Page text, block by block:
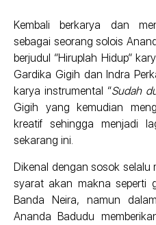
Kembali berkarya dan
sebagai seorang solois
berjudul “Hiruplah Hidup”
Gardika Gigih dan Indra
karya instrumental “Sudah
Gigih yang kemudian
kreatif sehingga menjadi
sekarang ini.
Dikenal dengan sosok
syarat akan makna seperti
Banda Neira, namun
Ananda Badudu